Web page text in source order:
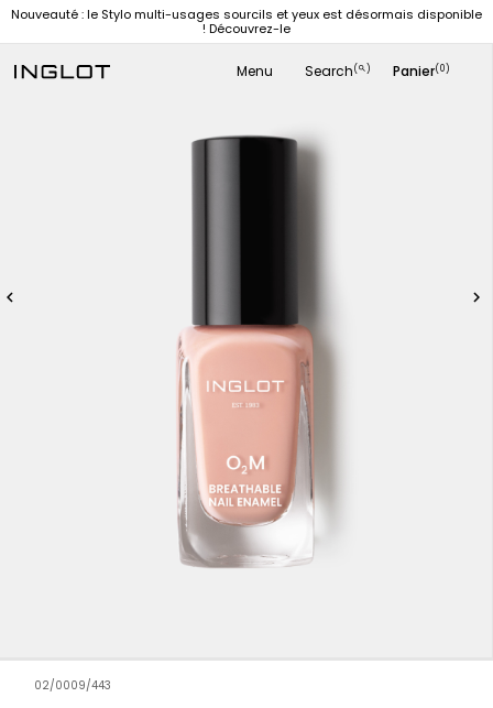
Nouveauté : le Stylo multi-usages sourcils et yeux est désormais disponible
! Découvrez-le
Menu Search(
search ) Panier(0)
 
02/0009/443